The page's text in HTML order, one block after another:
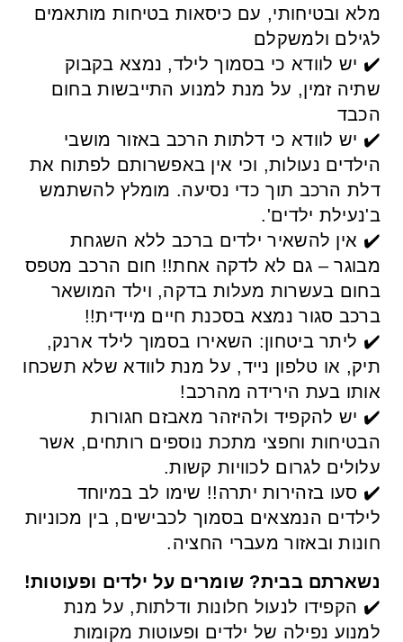
מלא ובטיחותי, עם כיסאות בטיחות מותאמים
לגילם ולמשקלם
✔️ יש לוודא כי בסמוך לילד, נמצא בקבוק
שתיה זמין, על מנת למנוע התייבשות בחום
הכבד
✔️ יש לוודא כי דלתות הרכב באזור מושבי
הילדים נעולות, וכי אין באפשרותם לפתוח את
דלת הרכב תוך כדי נסיעה. מומלץ להשתמש
ב'נעילת ילדים'.
✔️ אין להשאיר ילדים ברכב ללא השגחת
מבוגר – גם לא לדקה אחת!! חום הרכב מטפס
בחום בעשרות מעלות בדקה, וילד המושאר
ברכב סגור נמצא בסכנת חיים מיידית!!
✔️ ליתר ביטחון: השאירו בסמוך לילד ארנק,
תיק, או טלפון נייד, על מנת לוודא שלא תשכחו
אותו בעת הירידה מהרכב!
✔️ יש להקפיד ולהיזהר מאבזם חגורות
הבטיחות וחפצי מתכת נוספים רותחים, אשר
עלולים לגרום לכוויות קשות.
✔️ סעו בזהירות יתרה!! שימו לב במיוחד
לילדים הנמצאים בסמוך לכבישים, בין מכוניות
חונות ובאזור מעברי החציה.
נשארתם בבית? שומרים על ילדים ופעוטות!
✔️ הקפידו לנעול חלונות ודלתות, על מנת
למנוע נפילה של ילדים ופעוטות מקומות